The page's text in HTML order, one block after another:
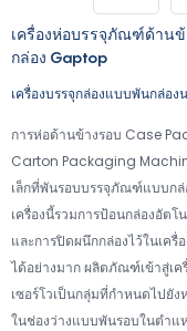
เครื่องห่อบรรจุภัณฑ์ด้าน
กล่อง Gaptop
เครื่องบรรจุกล่องแบบพันกล่อ
การห่อด้านข้างรอบ Case
Carton Packaging
เล็กที่พันรอบบรรจุภัณฑ์แบบกล่
เครื่องนี้รวมการป้อนกล่องอัต
และการปิดผนึกกล่องไว้ในเค
ได้อย่างมาก ผลิตภัณฑ์เข้าสู่เค
เซอร์โวเป็นกลุ่มที่กำหนดไปยั
ในช่องว่างแบบพันรอบในตำแ